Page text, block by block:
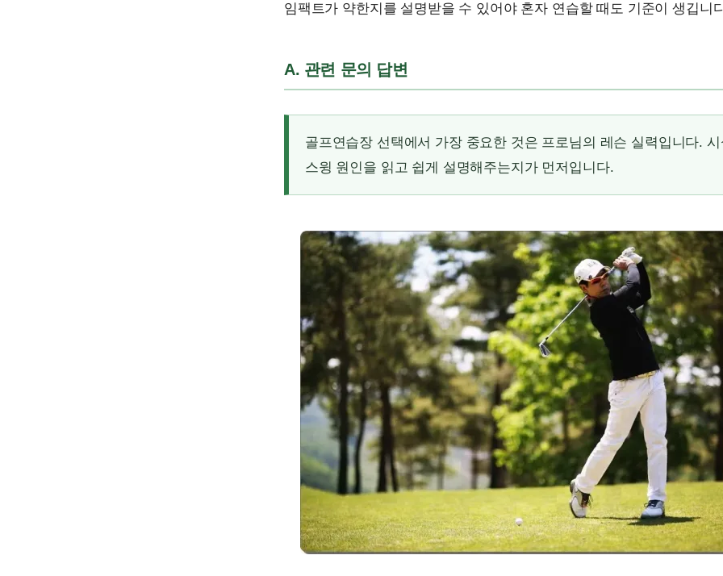
임팩트가 약한지를 설명받을 수 있어야 혼자 연습할 때도 기준이 생깁니
A. 관련 문의 답변
골프연습장 선택에서 가장 중요한 것은 프로님의 레슨 실력입니다.
스윙 원인을 읽고 쉽게 설명해주는지가 먼저입니다.